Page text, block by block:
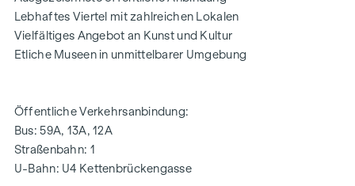
Hochwertige Designer-Ausstattung
Zentrale Lage beim Naschmarkt
Ausgezeichnete Infrastruktur
Die großzügige 4-Zimmer-Wohnung befindet sich im 2.
Dachgeschoss und bietet eine Wohnfläche von ca. 152 m²
Dachterrasse mit ca. 55 m². Die Raumaufteilung gliedert sich
Lebhaftes Viertel mit zahlreichen Lokalen
Vielfältiges Angebot an Kunst und Kultur
Etliche Museen in unmittelbarer Umgebung
Öffentliche Verkehrsanbindung:
Bus: 59A, 13A, 12A
Straßenbahn: 1
U-Bahn: U4 Kettenbrückengasse